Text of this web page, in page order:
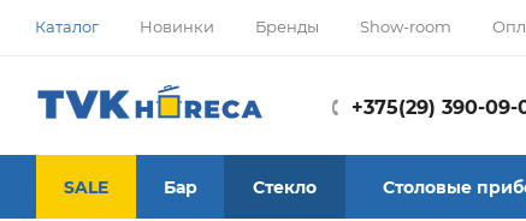
Каталог Новинки Бренды Show-room
+375(29) 390-09-
SALE Бар Стекло Столовые